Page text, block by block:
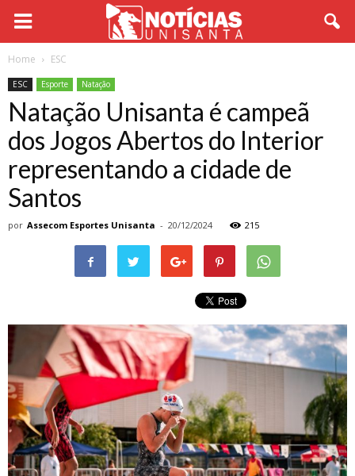
Home ESC
ESC Esporte Natação
Natação Unisanta é campeã
dos Jogos Abertos do Interior
representando a cidade de
Santos
por Assecom Esportes Unisanta - 20/12/2024 215